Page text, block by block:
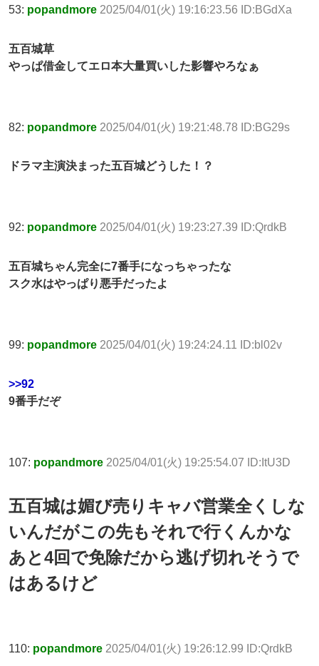
53: popandmore 2025/04/01(火) 19:16:23.56 ID:BGdXa
五百城草
やっぱ借金してエロ本大量買いした影響やろなぁ
82: popandmore 2025/04/01(火) 19:21:48.78 ID:BG29s
ドラマ主演決まった五百城どうした！？
92: popandmore 2025/04/01(火) 19:23:27.39 ID:QrdkB
五百城ちゃん完全に7番手になっちゃったな
スク水はやっぱり悪手だったよ
99: popandmore 2025/04/01(火) 19:24:24.11 ID:bl02v
>>92
9番手だぞ
107: popandmore 2025/04/01(火) 19:25:54.07 ID:ItU3D
五百城は媚び売りキャバ営業全くしな
いんだがこの先もそれで行くんかな
あと4回で免除だから逃げ切れそうで
はあるけど
110: popandmore 2025/04/01(火) 19:26:12.99 ID:QrdkB